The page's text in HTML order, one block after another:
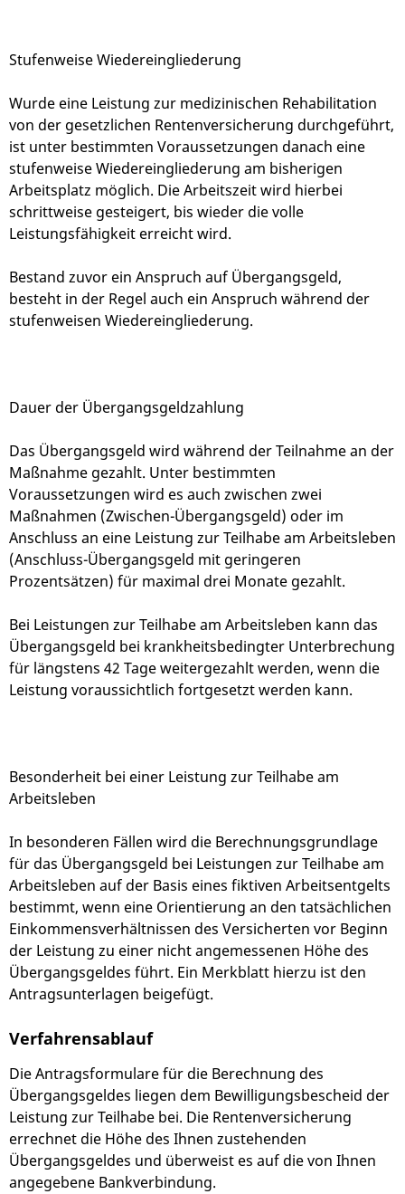
Stufenweise Wiedereingliederung
Wurde eine Leistung zur medizinischen Rehabilitation
von der gesetzlichen Rentenversicherung durchgeführt,
ist unter bestimmten Voraussetzungen danach eine
stufenweise Wiedereingliederung am bisherigen
Arbeitsplatz möglich. Die Arbeitszeit wird hierbei
schrittweise gesteigert, bis wieder die volle
Leistungsfähigkeit erreicht wird.
Bestand zuvor ein Anspruch auf Übergangsgeld,
besteht in der Regel auch ein Anspruch während der
stufenweisen Wiedereingliederung.
Dauer der Übergangsgeldzahlung
Das Übergangsgeld wird während der Teilnahme an der
Maßnahme gezahlt. Unter bestimmten
Voraussetzungen wird es auch zwischen zwei
Maßnahmen (Zwischen-Übergangsgeld) oder im
Anschluss an eine Leistung zur Teilhabe am Arbeitsleben
(Anschluss-Übergangsgeld mit geringeren
Prozentsätzen) für maximal drei Monate gezahlt.
Bei Leistungen zur Teilhabe am Arbeitsleben kann das
Übergangsgeld bei krankheitsbedingter Unterbrechung
für längstens 42 Tage weitergezahlt werden, wenn die
Leistung voraussichtlich fortgesetzt werden kann.
Besonderheit bei einer Leistung zur Teilhabe am
Arbeitsleben
In besonderen Fällen wird die Berechnungsgrundlage
für das Übergangsgeld bei Leistungen zur Teilhabe am
Arbeitsleben auf der Basis eines fiktiven Arbeitsentgelts
bestimmt, wenn eine Orientierung an den tatsächlichen
Einkommensverhältnissen des Versicherten vor Beginn
der Leistung zu einer nicht angemessenen Höhe des
Übergangsgeldes führt. Ein Merkblatt hierzu ist den
Antragsunterlagen beigefügt.
Verfahrensablauf
Die Antragsformulare für die Berechnung des
Übergangsgeldes liegen dem Bewilligungsbescheid der
Leistung zur Teilhabe bei. Die Rentenversicherung
errechnet die Höhe des Ihnen zustehenden
Übergangsgeldes und überweist es auf die von Ihnen
angegebene Bankverbindung.